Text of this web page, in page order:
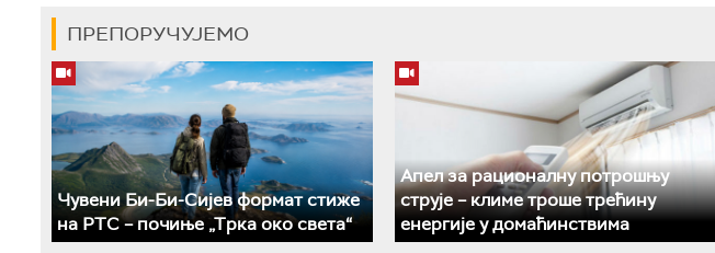
ПРЕПОРУЧУЈЕМО
Чувени Би-Би-Сијев формат стиже
на РТС – почиње „Трка око света“
Апел за рационалну потрошњу
струје – климе троше трећину
енергије у домаћинствима